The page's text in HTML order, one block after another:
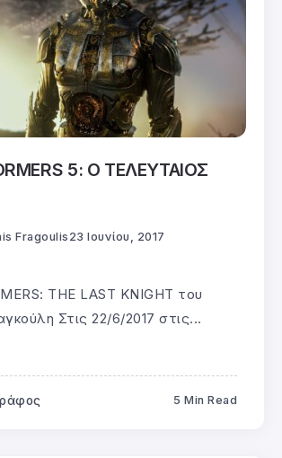
5: Ο ΤΕΛΕΥΤΑΙΟΣ
Fragoulis23 Ιουνίου, 2017
THE LAST KNIGHT του
Στις 22/6/2017 στις...
5 Min Read